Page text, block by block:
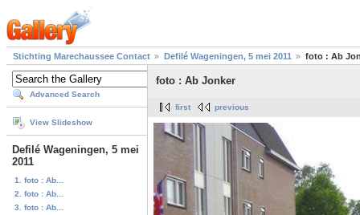
Stichting Marechaussee Contact Defilé Wageningen, 5 mei 2011 foto : Ab
Advanced Search
View Slideshow
Defilé Wageningen, 5 mei
2011
1. foto : Ab...
2. foto : Ab...
3. foto : Ab...
foto : Ab Jonker
first previous